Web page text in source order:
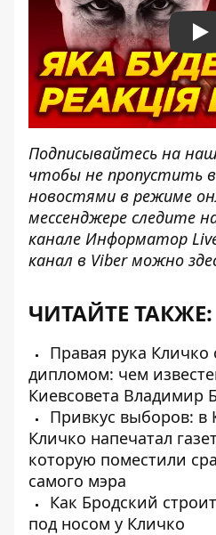
Подписывайтесь на
чтобы не пропустить
новостями в режиме
мессенджере следите
канале Информатор
канал в Viber можно
ЧИТАЙТЕ ТАКЖЕ:
Правая рука
дипломом: чем
Киевсовета Владимир
Привкус выборов: в
Кличко напечатал
которую поместили
самого мэра
Как Бродский
под носом у Кличко